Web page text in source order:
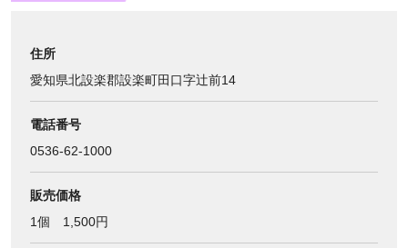
住所
愛知県北設楽郡設楽町田口字辻前14
電話番号
0536‐62‐1000
販売価格
1個 1,500円